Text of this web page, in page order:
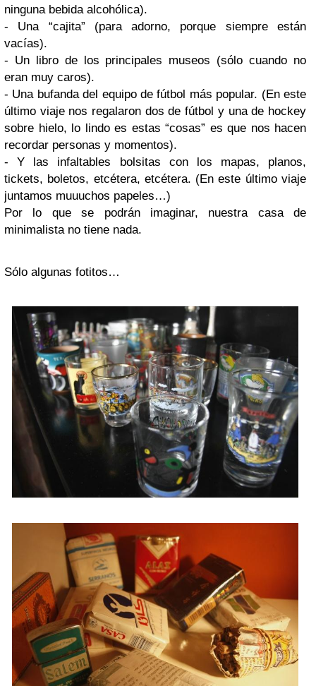
ninguna bebida alcohólica).
- Una “cajita” (para adorno, porque siempre están
vacías).
- Un libro de los principales museos (sólo cuando no
eran muy caros).
- Una bufanda del equipo de fútbol más popular. (En este
último viaje nos regalaron dos de fútbol y una de hockey
sobre hielo, lo lindo es estas “cosas” es que nos hacen
recordar personas y momentos).
- Y las infaltables bolsitas con los mapas, planos,
tickets, boletos, etcétera, etcétera. (En este último viaje
juntamos muuuchos papeles…)
Por lo que se podrán imaginar, nuestra casa de
minimalista no tiene nada.
Sólo algunas fotitos…